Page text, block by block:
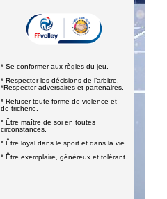
* Se conformer aux règles du jeu.
* Respecter les décisions de l’arbitre.
*Respecter adversaires et partenaires.
* Refuser toute forme de violence et
de tricherie.
* Être maître de soi en toutes
circonstances.
* Être loyal dans le sport et dans la vie.
* Être exemplaire, généreux et tolérant